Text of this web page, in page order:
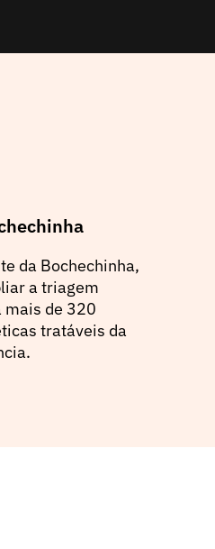
da Bochechinha,
a triagem
mais de 320
tratáveis da